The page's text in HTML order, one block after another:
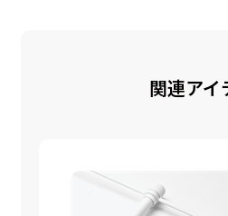
関連アイ
レギュラーの
(180x50)